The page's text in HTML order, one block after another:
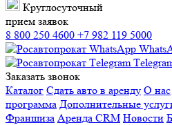
Круглосуточный
прием заявок
8 800 250 4600 +7 982 119 5000
Заказать звонок
Каталог Сдать авто в аренду О нас
программа Дополнительные
Франшиза Аренда CRM Новости